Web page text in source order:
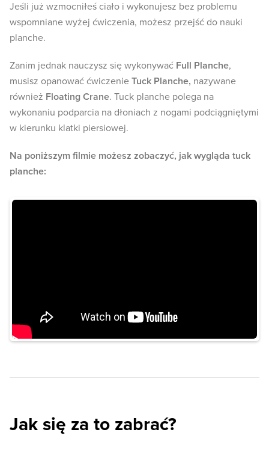
Jeśli już wzmocniłeś ciało i wykonujesz bez problemu
wspomniane wyżej ćwiczenia, możesz przejść do nauki
planche.
Zanim jednak nauczysz się wykonywać Full Planche,
musisz opanować ćwiczenie Tuck Planche, nazywane
również Floating Crane. Tuck planche polega na
wykonaniu podparcia na dłoniach z nogami podciągniętymi
w kierunku klatki piersiowej.
Na poniższym filmie możesz zobaczyć, jak wygląda tuck
planche:
Jak się za to zabrać?